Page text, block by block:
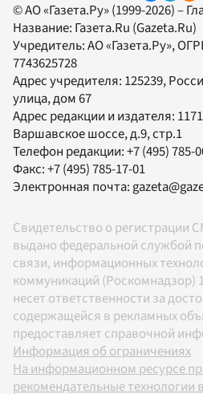
© АО «Газета.Ру» (1999-2026) –
Название: Газета.Ru (Gazeta.Ru)
Учредитель:АО «Газета.Ру»,
7743625728
Адрес учредителя: 125239,
улица, дом 67
Адрес редакции и издателя:
Варшавское шоссе, д.9, стр.1
Телефон редакции:+7 (495) 785-
Факс:+7 (495) 785-17-01
Электронная почта:
Свидетельство о регистрации
выдано федеральной службой
связи, информационных
коммуникаций (Роскомнадзор)
несет ответственности за
содержащейся в рекламных
предоставляет справочной
Информация об ограничениях
На информационном ресурсе
рекомендательные технологии